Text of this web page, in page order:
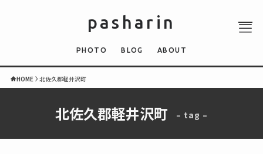
PHOTO
pasharin
PHOTO BLOG ABOUT
HOME 北佐久郡軽井沢町
北佐久郡軽井沢町 – tag –